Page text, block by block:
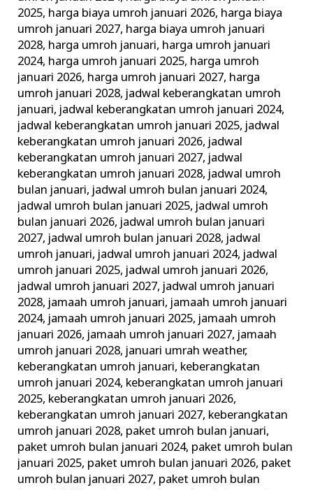
2025, harga biaya umroh januari 2026, harga biaya
umroh januari 2027, harga biaya umroh januari
2028, harga umroh januari, harga umroh januari
2024, harga umroh januari 2025, harga umroh
januari 2026, harga umroh januari 2027, harga
umroh januari 2028, jadwal keberangkatan umroh
januari, jadwal keberangkatan umroh januari 2024,
jadwal keberangkatan umroh januari 2025, jadwal
keberangkatan umroh januari 2026, jadwal
keberangkatan umroh januari 2027, jadwal
keberangkatan umroh januari 2028, jadwal umroh
bulan januari, jadwal umroh bulan januari 2024,
jadwal umroh bulan januari 2025, jadwal umroh
bulan januari 2026, jadwal umroh bulan januari
2027, jadwal umroh bulan januari 2028, jadwal
umroh januari, jadwal umroh januari 2024, jadwal
umroh januari 2025, jadwal umroh januari 2026,
jadwal umroh januari 2027, jadwal umroh januari
2028, jamaah umroh januari, jamaah umroh januari
2024, jamaah umroh januari 2025, jamaah umroh
januari 2026, jamaah umroh januari 2027, jamaah
umroh januari 2028, januari umrah weather,
keberangkatan umroh januari, keberangkatan
umroh januari 2024, keberangkatan umroh januari
2025, keberangkatan umroh januari 2026,
keberangkatan umroh januari 2027, keberangkatan
umroh januari 2028, paket umroh bulan januari,
paket umroh bulan januari 2024, paket umroh bulan
januari 2025, paket umroh bulan januari 2026, paket
umroh bulan januari 2027, paket umroh bulan